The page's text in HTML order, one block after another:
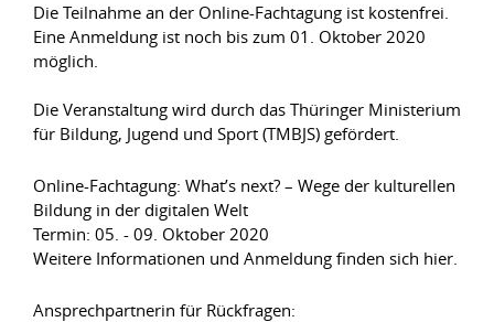
Die Teilnahme an der Online-Fachtagung ist kostenfrei.
Eine Anmeldung ist noch bis zum 01. Oktober 2020
möglich.
Die Veranstaltung wird durch das Thüringer Ministerium
für Bildung, Jugend und Sport (TMBJS) gefördert.
Online-Fachtagung: What’s next? – Wege der kulturellen
Bildung in der digitalen Welt
Termin: 05. - 09. Oktober 2020
Weitere Informationen und Anmeldung finden sich hier.
Ansprechpartnerin für Rückfragen: